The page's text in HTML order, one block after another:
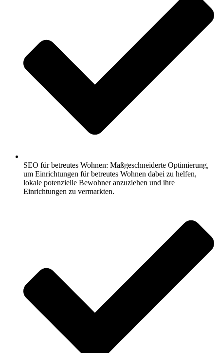
SEO für betreutes Wohnen: Maßgeschneiderte Optimierung,
um Einrichtungen für betreutes Wohnen dabei zu helfen,
lokale potenzielle Bewohner anzuziehen und ihre
Einrichtungen zu vermarkten.